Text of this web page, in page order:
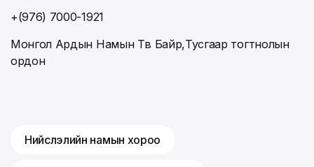
+(976) 7000-1921
Монгол Ардын Намын Төв Байр,Тусгаар тогтнолын
ордон
Нийслэлийн намын хороо